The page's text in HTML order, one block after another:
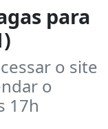
para
o site
o
17h